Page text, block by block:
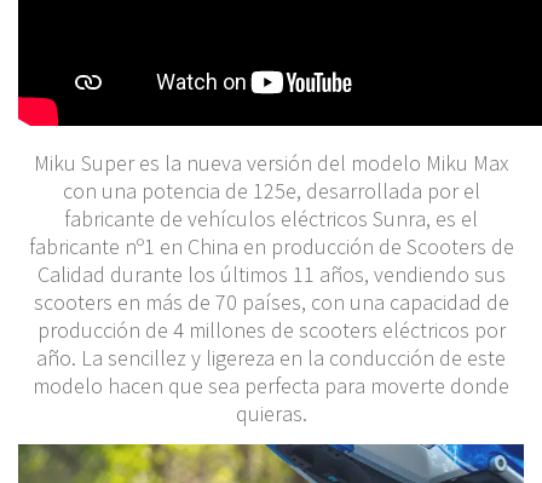
Miku Super es la nueva versión del modelo Miku Max
con una potencia de 125e, desarrollada por el
fabricante de vehículos eléctricos Sunra, es el
fabricante nº1 en China en producción de Scooters de
Calidad durante los últimos 11 años, vendiendo sus
scooters en más de 70 países, con una capacidad de
producción de 4 millones de scooters eléctricos por
año. La sencillez y ligereza en la conducción de este
modelo hacen que sea perfecta para moverte donde
quieras.